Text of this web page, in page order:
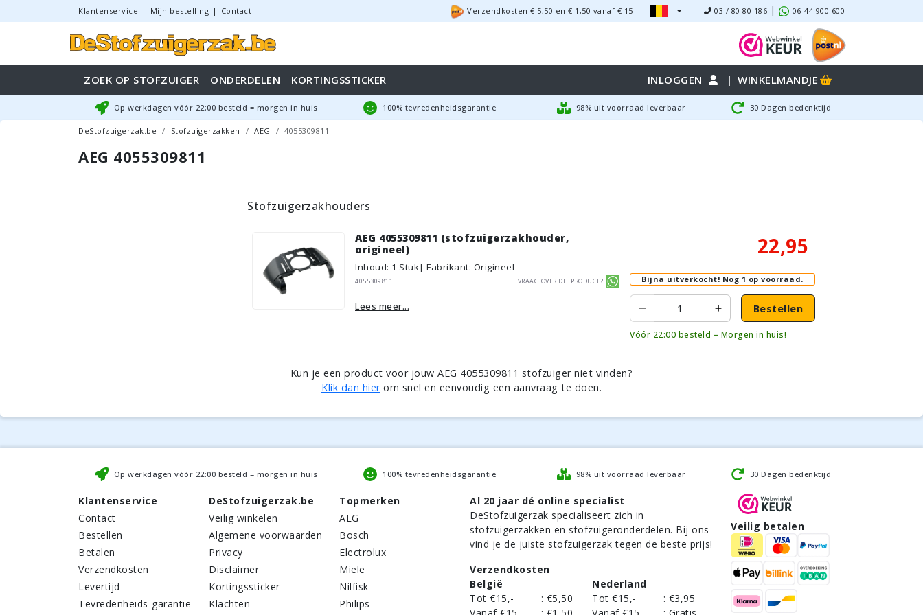
Klantenservice | Mijn bestelling | Contact Verzendkosten € 5,50 en € 1,50 vanaf € 15 03 / 80 80 186 | 06-44 900 600
ZOEK OP STOFZUIGER ONDERDELEN KORTINGSSTICKER INLOGGEN | WINKELMANDJE
Op werkdagen vóór 22:00 besteld = morgen in huis 100% tevredenheidsgarantie 98% uit voorraad leverbaar 30 Dagen bedenktijd
DeStofzuigerzak.be Stofzuigerzakken AEG 4055309811
AEG 4055309811
Stofzuigerzakhouders
AEG 4055309811 (stofzuigerzakhouder,
origineel)
Inhoud: 1 Stuk| Fabrikant: Origineel
4055309811
Vraag over dit product?
Lees meer...
22,95
Bijna uitverkocht! Nog 1 op voorraad.
Bestellen
Vóór 22:00 besteld = Morgen in huis!
Kun je een product voor jouw AEG 4055309811 stofzuiger niet vinden?
Klik dan hierom snel en eenvoudig een aanvraag te doen.
Op werkdagen vóór 22:00 besteld = morgen in huis 100% tevredenheidsgarantie 98% uit voorraad leverbaar 30 Dagen bedenktijd
Klantenservice
Contact
Bestellen
Betalen
Verzendkosten
Levertijd
Tevredenheids-garantie
DeStofzuigerzak.be
Veilig winkelen
Algemene voorwaarden
Privacy
Disclaimer
Kortingssticker
Klachten
Topmerken
AEG
Bosch
Electrolux
Miele
Nilfisk
Philips
Al 20 jaar dé online specialist
DeStofzuigerzak specialiseert zich in
stofzuigerzakken en stofzuigeronderdelen. Bij ons
vind je de juiste stofzuigerzak tegen de beste prijs!
Verzendkosten
België
Tot €15,-
: €5,50
Nederland
Tot €15,-
: €3,95
Veilig betalen